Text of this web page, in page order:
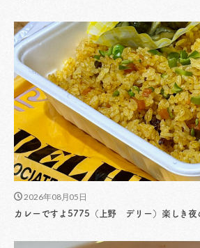
2026年08月05日
カレーですよ5775（上野 デリー）楽しき夜